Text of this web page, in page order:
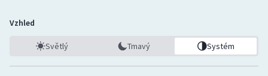
Vzhled
Světlý Tmavý Systém